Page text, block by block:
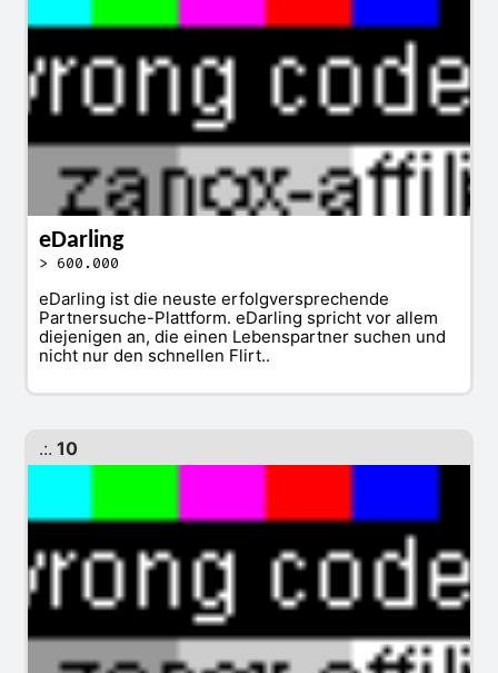
eDarling
> 600.000
eDarling ist die neuste erfolgversprechende
Partnersuche-Plattform. eDarling spricht vor allem
diejenigen an, die einen Lebenspartner suchen und
nicht nur den schnellen Flirt..
.:. 10